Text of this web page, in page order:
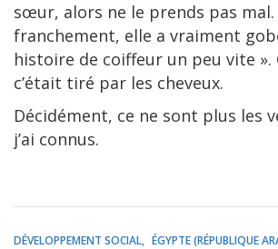
sœur, alors ne le prends pas mal.
franchement, elle a vraiment
histoire de coiffeur un peu vite ».
c’était tiré par les cheveux.
Décidément, ce ne sont plus les
j’ai connus.
DÉVELOPPEMENT SOCIAL
ÉGYPTE (RÉPUBLIQUE